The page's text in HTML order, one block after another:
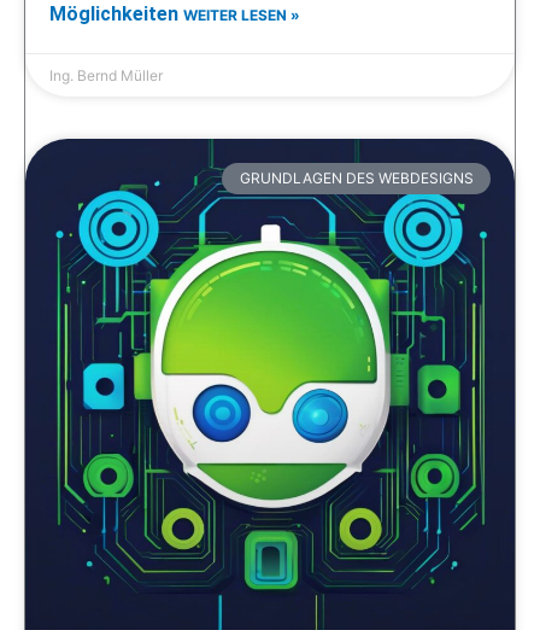
Möglichkeiten WEITER LESEN »
Ing. Bernd Müller
GRUNDLAGEN DES WEBDESIGNS